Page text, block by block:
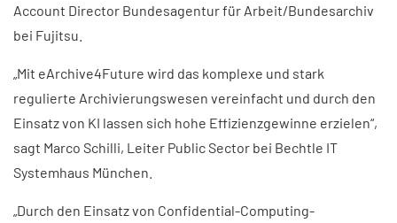
Account Director Bundesagentur für Arbeit/Bundesarchiv
bei Fujitsu.
„Mit eArchive4Future wird das komplexe und stark
regulierte Archivierungswesen vereinfacht und durch den
Einsatz von KI lassen sich hohe Effizienzgewinne erzielen“,
sagt Marco Schilli, Leiter Public Sector bei Bechtle IT
Systemhaus München.
„Durch den Einsatz von Confidential-Computing-